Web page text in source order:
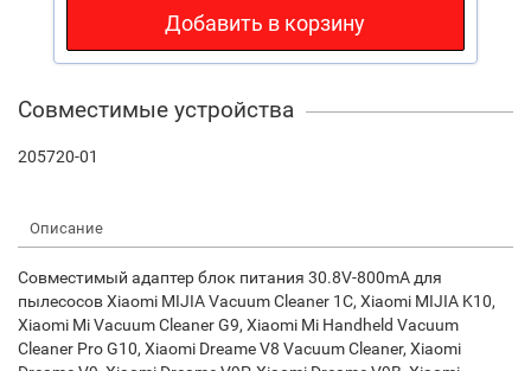
Добавить в корзину
Совместимые устройства
205720-01
Описание
Совместимый адаптер блок питания 30.8V-800mA для
пылесосов Xiaomi MIJIA Vacuum Cleaner 1C, Xiaomi MIJIA K10,
Xiaomi Mi Vacuum Cleaner G9, Xiaomi Mi Handheld Vacuum
Cleaner Pro G10, Xiaomi Dreame V8 Vacuum Cleaner, Xiaomi